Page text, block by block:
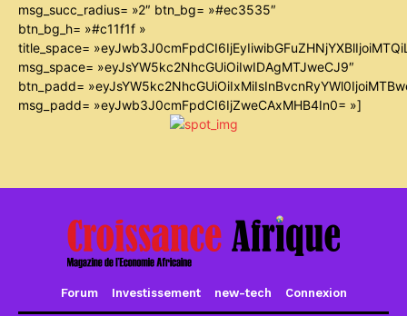
msg_succ_radius= »2″ btn_bg= »#ec3535″
btn_bg_h= »#c11f1f »
title_space=
msg_space= »eyJsYW5kc2NhcGUiOiIwIDAgMTJweCJ9″
btn_padd=
msg_padd= »eyJwb3J0cmFpdCI6IjZweCAxMHB4In0= »]
Forum Investissement new-tech Connexion